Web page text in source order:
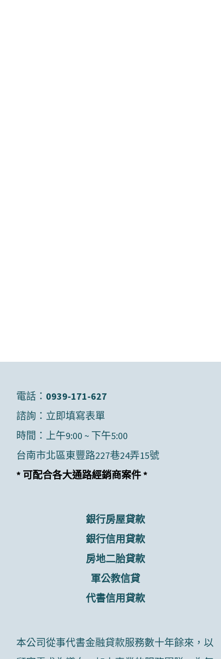
電話： 0939-171-627
諮詢： 立即填寫表單
時間：上午9:00 ~ 下午5:00
台南市北區東豐路227巷24弄15號
* 可配合各大通路經銷商案件 *
銀行房屋貸款
銀行信用貸款
房地二胎貸款
軍公教信貸
代書信用貸款
本公司從事代書金融貸款服務數十年餘來，以